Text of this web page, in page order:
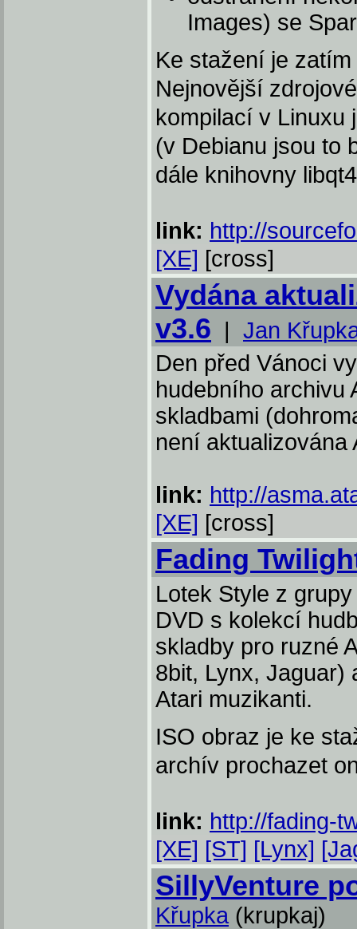
Images) se
Ke stažení je
Nejnovější
kompilací v Linuxu
(v Debianu jsou to
dále knihovny
link: http://
[XE] [cross]
Vydána
v3.6 | Jan
Den před Vánoci
hudebního archivu
skladbami
není aktualizována
link: http://
[XE] [cross]
Fading
Lotek Style z
DVD s kolekcí
skladby pro ruzné
8bit, Lynx, Jaguar)
Atari muzikanti.
ISO obraz je ke
archív prochazet
link: http://fading-
[XE] [ST] [Lynx]
SillyVenture
Křupka (krupkaj)